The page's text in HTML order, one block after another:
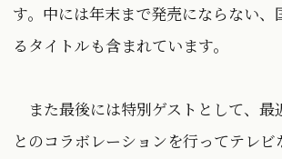
す。中には年末まで発売にならない、
るタイトルも含まれています。
また最後には特別ゲストとして、最
とのコラボレーションを行ってテレ